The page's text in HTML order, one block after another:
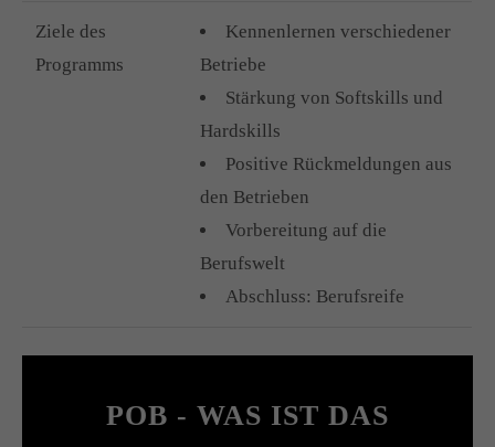
Ziele des
Programms
Kennenlernen verschiedener
Betriebe
Stärkung von Softskills und
Hardskills
Positive Rückmeldungen aus
den Betrieben
Vorbereitung auf die
Berufswelt
Abschluss: Berufsreife
POB - WAS IST DAS